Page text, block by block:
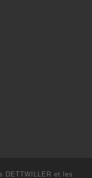
DETTWILLER et les